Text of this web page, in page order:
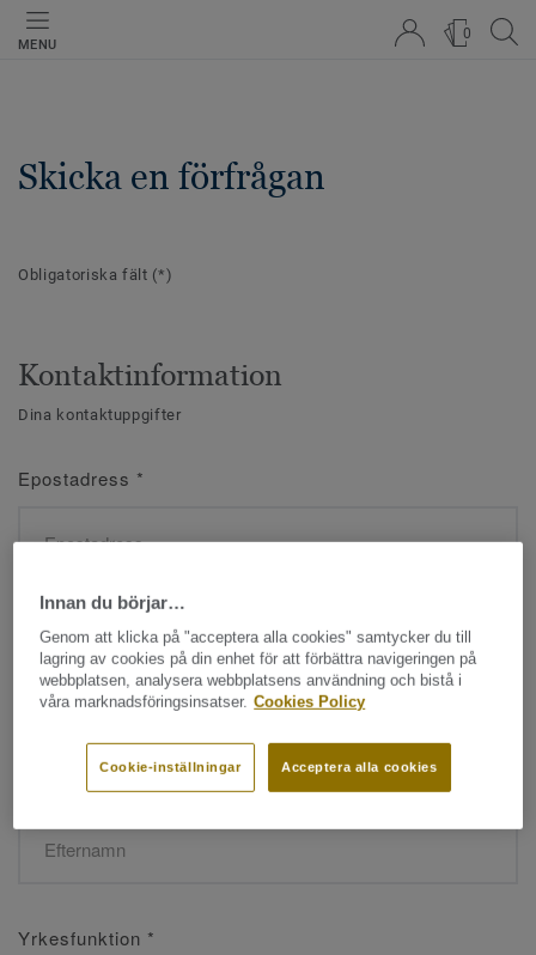
MENU
0
Skicka en förfrågan
Obligatoriska fält (*)
Kontaktinformation
Dina kontaktuppgifter
Epostadress *
Namn*
Efternamn*
Yrkesfunktion *
Innan du börjar…
Genom att klicka på "acceptera alla cookies" samtycker du till
lagring av cookies på din enhet för att förbättra navigeringen på
webbplatsen, analysera webbplatsens användning och bistå i
våra marknadsföringsinsatser. Cookies Policy
Acceptera alla cookies
Cookie-inställningar